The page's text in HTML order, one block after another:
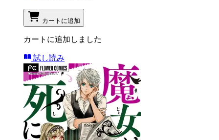
カートに追加
カートに追加しました
試し読み